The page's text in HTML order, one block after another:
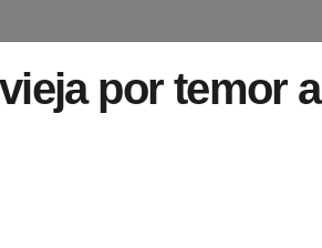
por temor a